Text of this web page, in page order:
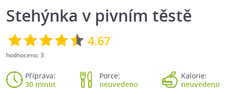
Stehýnka v pivním těstě
4.67
hodnoceno:3
Příprava:
30 minut
Porce:
neuvedeno
Kalorie:
neuvedeno